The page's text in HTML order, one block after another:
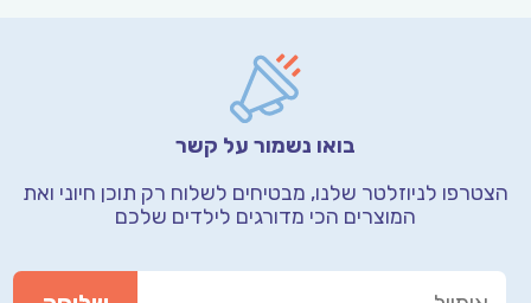
בואו נשמור על קשר
הצטרפו לניוזלטר שלנו, מבטיחים לשלוח רק תוכן חיוני ואת
המוצרים הכי מדורגים לילדים שלכם